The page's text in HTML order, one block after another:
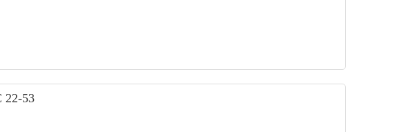
22-53